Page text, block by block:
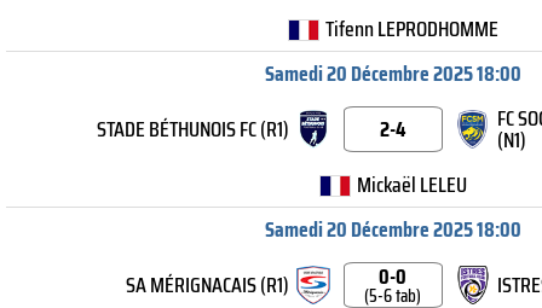
Tifenn LEPRODHOMME
Samedi 20 Décembre 2025 18:00
STADE BÉTHUNOIS FC (R1)
2-4 FC
(N1)
Mickaël LELEU
Samedi 20 Décembre 2025 18:00
SA MÉRIGNACAIS (R1)
0-0
(5-6 tab)